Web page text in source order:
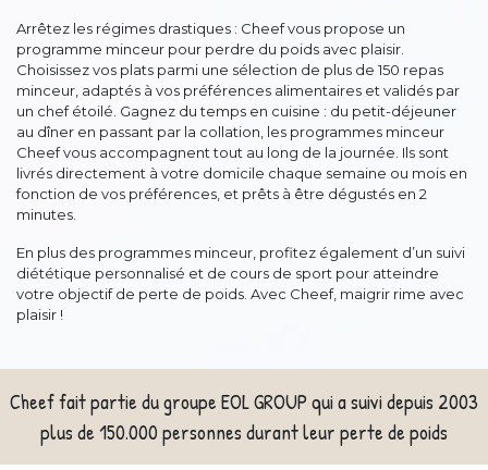
Arrêtez les régimes drastiques : Cheef vous propose un
programme minceur pour perdre du poids avec plaisir.
Choisissez vos plats parmi une sélection de plus de 150 repas
minceur, adaptés à vos préférences alimentaires et validés par
un chef étoilé. Gagnez du temps en cuisine : du petit-déjeuner
au dîner en passant par la collation, les programmes minceur
Cheef vous accompagnent tout au long de la journée. Ils sont
livrés directement à votre domicile chaque semaine ou mois en
fonction de vos préférences, et prêts à être dégustés en 2
minutes.
En plus des programmes minceur, profitez également d’un suivi
diététique personnalisé et de cours de sport pour atteindre
votre objectif de perte de poids. Avec Cheef, maigrir rime avec
plaisir !
Cheef fait partie du groupe EOL GROUP qui a suivi depuis 2003
plus de 150.000 personnes durant leur perte de poids